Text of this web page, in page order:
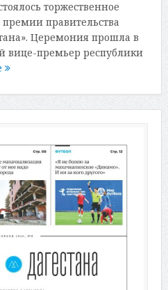
торжественное
правительства
Церемония прошла в
премьер республики